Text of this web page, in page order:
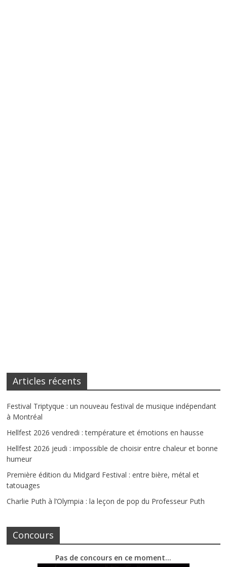
Articles récents
Festival Triptyque : un nouveau festival de musique indépendant
à Montréal
Hellfest 2026 vendredi : température et émotions en hausse
Hellfest 2026 jeudi : impossible de choisir entre chaleur et bonne
humeur
Première édition du Midgard Festival : entre bière, métal et
tatouages
Charlie Puth à l’Olympia : la leçon de pop du Professeur Puth
Concours
Pas de concours en ce moment…